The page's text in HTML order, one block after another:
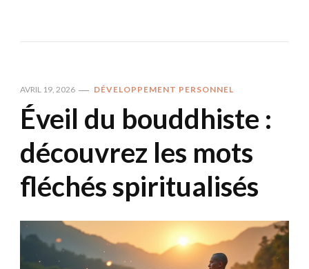
AVRIL 19, 2026 DÉVELOPPEMENT PERSONNEL
Éveil du bouddhiste :
découvrez les mots
fléchés spiritualisés